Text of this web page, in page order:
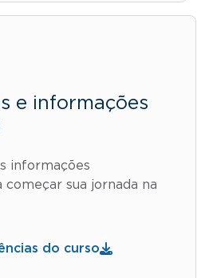
e informações
informações
sua jornada na
do curso